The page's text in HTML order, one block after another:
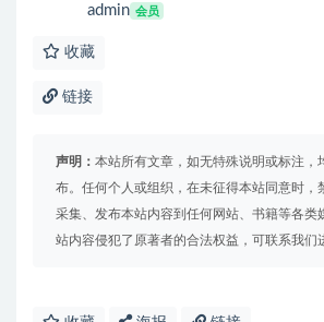
admin 会员
收藏
链接
声明： 本站所有文章，如无特殊说明或标注，
布。任何个人或组织，在未征得本站同意时，
采集、发布本站内容到任何网站、书籍等各类
站内容侵犯了原著者的合法权益，可联系我们